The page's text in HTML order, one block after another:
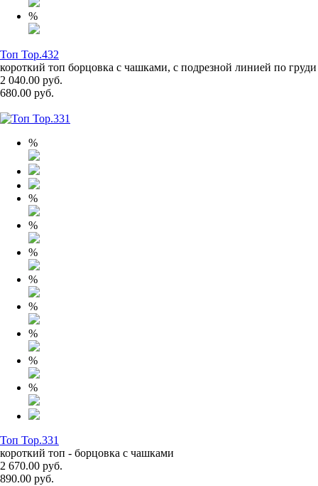
%
Топ Top.432
короткий топ борцовка с чашками, с подрезной линией по груди
2 040.00 руб.
680.00 руб.
%
%
%
%
%
%
%
%
%
Топ Top.331
короткий топ - борцовка с чашками
2 670.00 руб.
890.00 руб.